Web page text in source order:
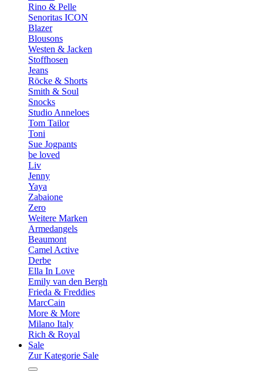
Rino & Pelle
Senoritas ICON
Blazer
Blousons
Westen & Jacken
Stoffhosen
Jeans
Röcke & Shorts
Smith & Soul
Snocks
Studio Anneloes
Tom Tailor
Toni
Sue Jogpants
be loved
Liv
Jenny
Yaya
Zabaione
Zero
Weitere Marken
Armedangels
Beaumont
Camel Active
Derbe
Ella In Love
Emily van den Bergh
Frieda & Freddies
MarcCain
More & More
Milano Italy
Rich & Royal
Sale
Zur Kategorie Sale